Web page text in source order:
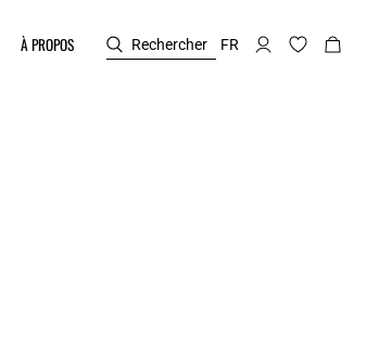
À PROPOS Rechercher FR